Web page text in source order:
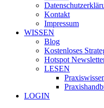
Kontakt
Impressum
WISSEN
Blog
Kostenloses
Hotspot
LESEN
LOGIN